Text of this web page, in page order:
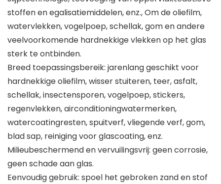
stoffen en egalisatiemiddelen, enz., Om de oliefilm,
watervlekken, vogelpoep, schellak, gom en andere
veelvoorkomende hardnekkige vlekken op het glas
sterk te ontbinden.
Breed toepassingsbereik: jarenlang geschikt voor
hardnekkige oliefilm, wisser stuiteren, teer, asfalt,
schellak, insectensporen, vogelpoep, stickers,
regenvlekken, airconditioningwatermerken,
watercoatingresten, spuitverf, vliegende verf, gom,
blad sap, reiniging voor glascoating, enz.
Milieubeschermend en vervuilingsvrij: geen corrosie,
geen schade aan glas.
Eenvoudig gebruik: spoel het gebroken zand en stof